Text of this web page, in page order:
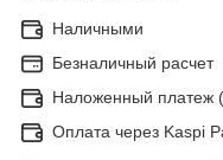
Наличными
Безналичный расчет
Наложенный платеж
Оплата через Kaspi